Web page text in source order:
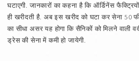
घटाएगी. जानकारों का कहना है कि ऑर्डिनेंस
ही खरीदती है. अब इस खरीद को घटा कर सेना 50
का सीधा असर यह होगा कि सैनिकों को मिलने वाली
ड्रेस की सेना में कमी हो जायेगी.